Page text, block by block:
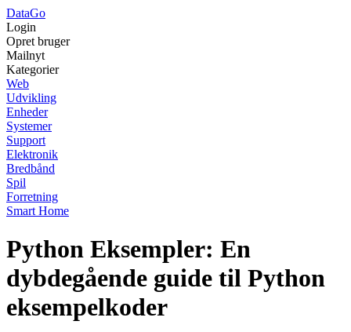
DataGo
Login
Opret bruger
Mailnyt
Kategorier
Web
Udvikling
Enheder
Systemer
Support
Elektronik
Bredbånd
Spil
Forretning
Smart Home
Python Eksempler: En
dybdegående guide til Python
eksempelkoder